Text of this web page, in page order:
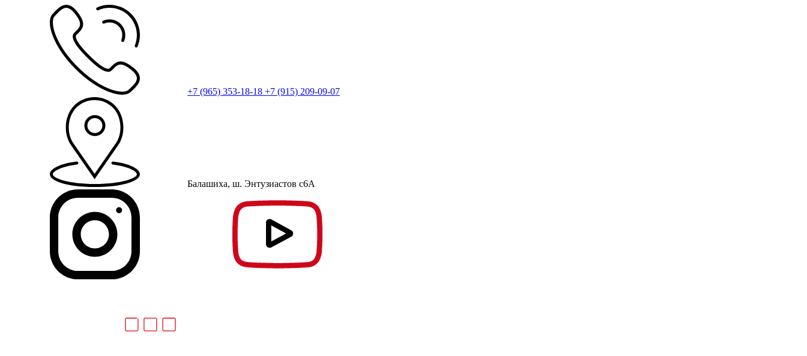
+7 (965) 353-18-18 +7 (915) 209-09-07
Балашиха, ш. Энтузиастов с6А